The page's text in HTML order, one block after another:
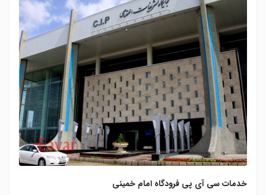
خدمات سی آی پی فرودگاه امام خمینی